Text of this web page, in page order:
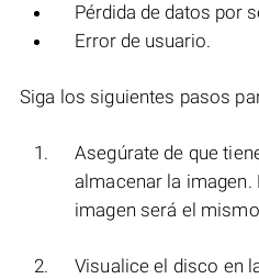
Pérdida de datos por
Error de usuario.
Siga los siguientes pasos
Asegúrate de que
almacenar la imagen.
imagen será el
Visualice el disco en